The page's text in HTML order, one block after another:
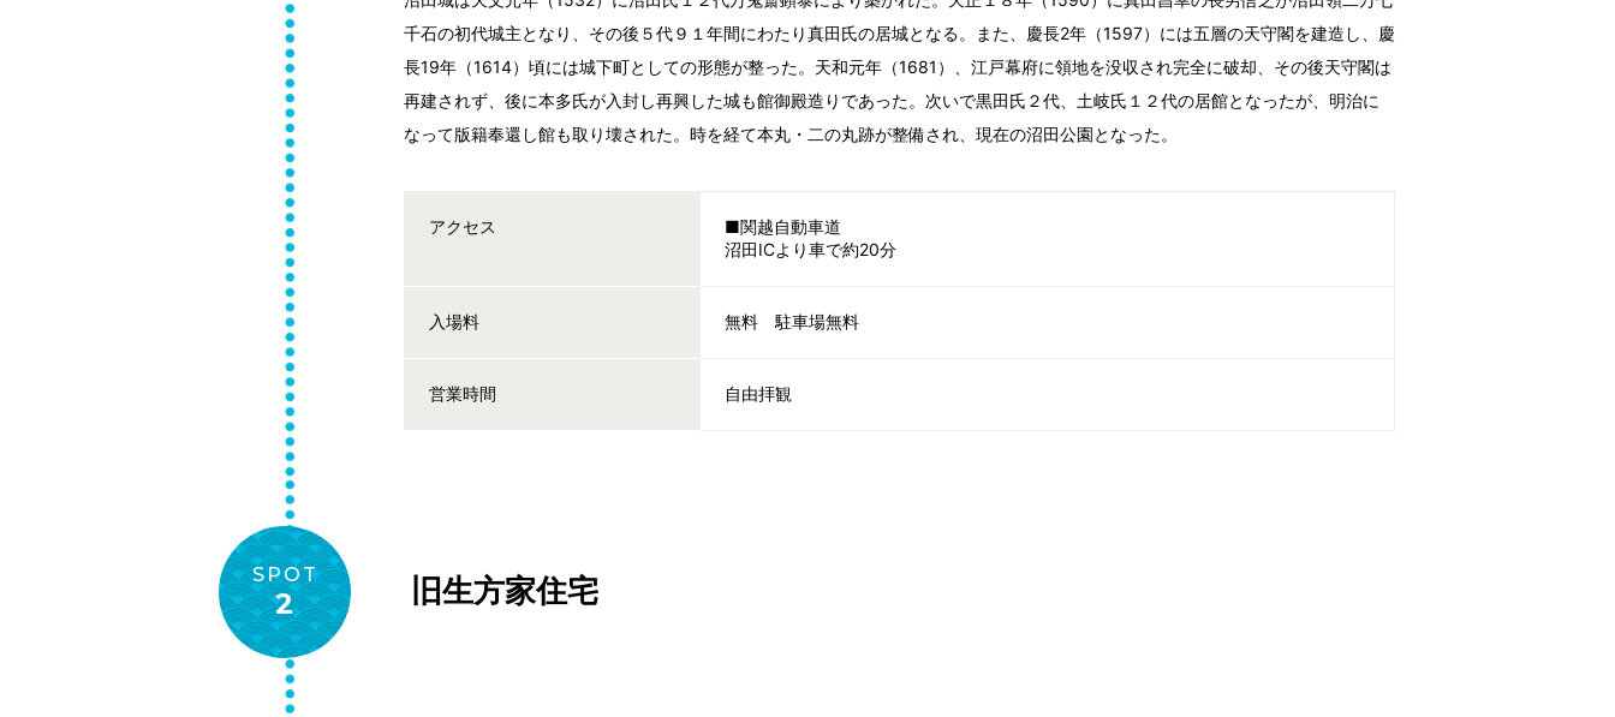
千石の初代城主となり、その後５代９１年間にわたり真田氏の居城となる。また、慶長2年（1597）には五層の天守閣を建造し、慶
長19年（1614）頃には城下町としての形態が整った。天和元年（1681）、江戸幕府に領地を没収され完全に破却、その後天守閣は
再建されず、後に本多氏が入封し再興した城も館御殿造りであった。次いで黒田氏２代、土岐氏１２代の居館となったが、明治に
なって版籍奉還し館も取り壊された。時を経て本丸・二の丸跡が整備され、現在の沼田公園となった。
アクセス
■関越自動車道
沼田ICより車で約20分
入場料 無料 駐車場無料
営業時間 自由拝観
SPOT
2 旧生方家住宅